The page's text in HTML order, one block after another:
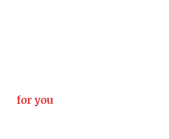
for you